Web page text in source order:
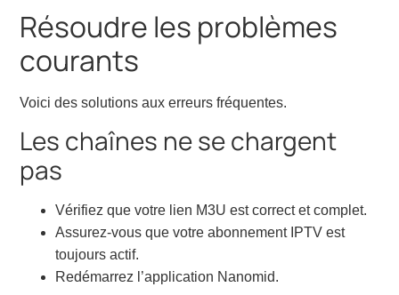
Résoudre les problèmes
courants
Voici des solutions aux erreurs fréquentes.
Les chaînes ne se chargent
pas
Vérifiez que votre lien M3U est correct et complet.
Assurez-vous que votre abonnement IPTV est
toujours actif.
Redémarrez l’application Nanomid.